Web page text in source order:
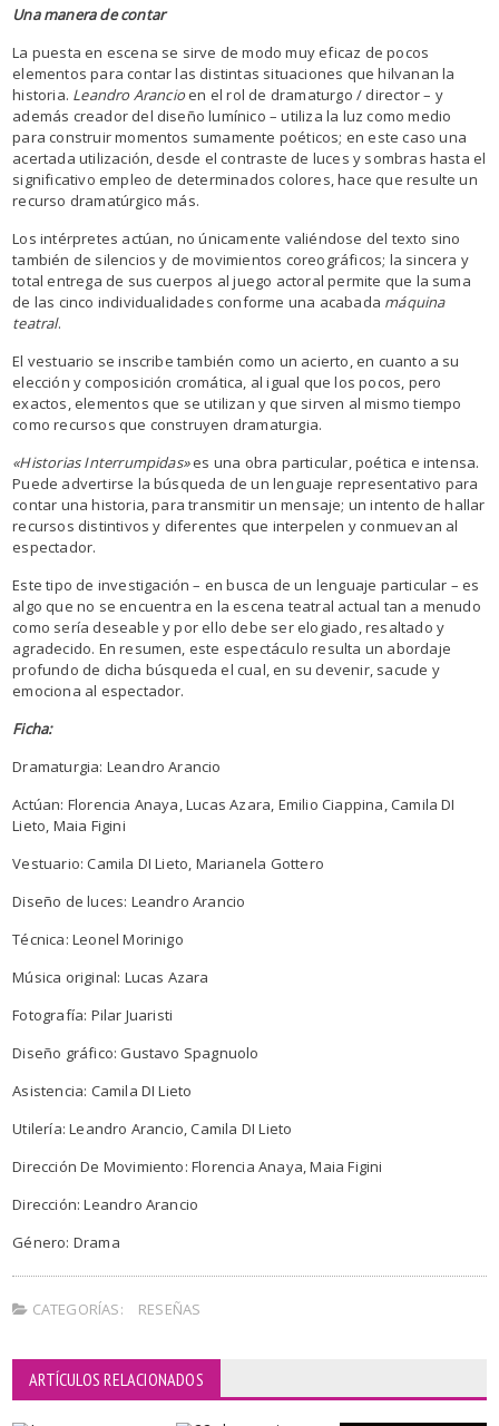
Una manera de contar
La puesta en escena se sirve de modo muy eficaz de pocos
elementos para contar las distintas situaciones que hilvanan la
historia. Leandro Arancio en el rol de dramaturgo / director – y
además creador del diseño lumínico – utiliza la luz como medio
para construir momentos sumamente poéticos; en este caso una
acertada utilización, desde el contraste de luces y sombras hasta el
significativo empleo de determinados colores, hace que resulte un
recurso dramatúrgico más.
Los intérpretes actúan, no únicamente valiéndose del texto sino
también de silencios y de movimientos coreográficos; la sincera y
total entrega de sus cuerpos al juego actoral permite que la suma
de las cinco individualidades conforme una acabada máquina
teatral.
El vestuario se inscribe también como un acierto, en cuanto a su
elección y composición cromática, al igual que los pocos, pero
exactos, elementos que se utilizan y que sirven al mismo tiempo
como recursos que construyen dramaturgia.
«Historias Interrumpidas»es una obra particular, poética e intensa.
Puede advertirse la búsqueda de un lenguaje representativo para
contar una historia, para transmitir un mensaje; un intento de hallar
recursos distintivos y diferentes que interpelen y conmuevan al
espectador.
Este tipo de investigación – en busca de un lenguaje particular – es
algo que no se encuentra en la escena teatral actual tan a menudo
como sería deseable y por ello debe ser elogiado, resaltado y
agradecido. En resumen, este espectáculo resulta un abordaje
profundo de dicha búsqueda el cual, en su devenir, sacude y
emociona al espectador.
Ficha:
Dramaturgia: Leandro Arancio
Actúan: Florencia Anaya, Lucas Azara, Emilio Ciappina, Camila DI
Lieto, Maia Figini
Vestuario: Camila DI Lieto, Marianela Gottero
Diseño de luces: Leandro Arancio
Técnica: Leonel Morinigo
Música original: Lucas Azara
Fotografía: Pilar Juaristi
Diseño gráfico: Gustavo Spagnuolo
Asistencia: Camila DI Lieto
Utilería: Leandro Arancio, Camila DI Lieto
Dirección De Movimiento: Florencia Anaya, Maia Figini
Dirección: Leandro Arancio
Género: Drama
CATEGORÍAS: RESEÑAS
ARTÍCULOS RELACIONADOS